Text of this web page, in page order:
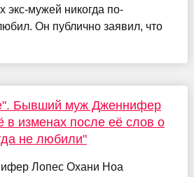
экс-мужей никогда по-
Он публично заявил, что
Бывший муж Дженнифер
в изменах после её слов о
не любили"
Лопес Охани Ноа